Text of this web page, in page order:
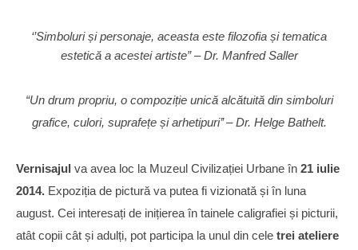
‘’Simboluri și personaje, aceasta este filozofia și tematica
estetică a acestei artiste” – Dr. Manfred Saller
“Un drum propriu, o compoziție unică alcătuită din simboluri
grafice, culori, suprafețe și arhetipuri’’ – Dr. Helge Bathelt.
Vernisajul va avea loc la Muzeul Civilizației Urbane în 21 iulie
2014. Expoziția de pictură va putea fi vizionată și în luna
august. Cei interesați de inițierea în tainele caligrafiei și picturii,
atât copii cât și adulți, pot participa la unul din cele trei ateliere